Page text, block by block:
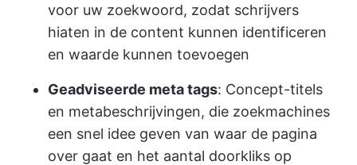
voor uw zoekwoord, zodat schrijvers
hiaten in de content kunnen identificeren
en waarde kunnen toevoegen
Geadviseerde meta tags: Concept-titels
en metabeschrijvingen, die zoekmachines
een snel idee geven van waar de pagina
over gaat en het aantal doorkliks op